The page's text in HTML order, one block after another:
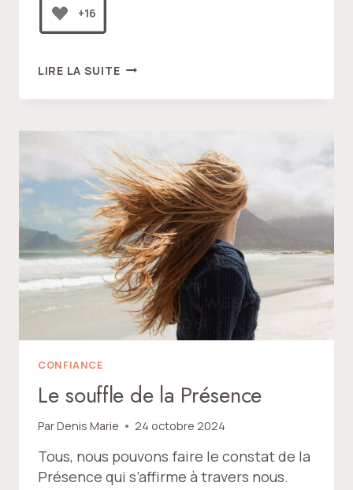
+16
LIRE LA SUITEVOIR
CONFIANCE
Le souffle de la Présence
ParDenis Marie 24 octobre 2024
Tous, nous pouvons faire le constat de la
Présence qui s’affirme à travers nous.